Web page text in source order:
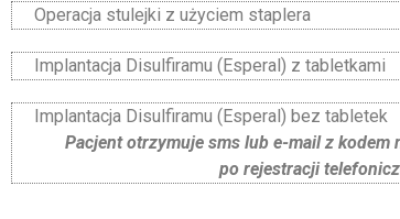
Operacja stulejki z użyciem staplera
Implantacja Disulfiramu (Esperal) z tabletkami
Implantacja Disulfiramu (Esperal) bez tabletek
Pacjent otrzymuje sms lub e-mail z kodem
po rejestracji